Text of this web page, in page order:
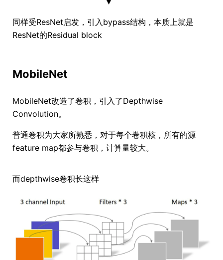
同样受ResNet启发，引入bypass结构，本质上就是
ResNet的Residual block
MobileNet
MobileNet改造了卷积，引入了Depthwise
Convolution。
普通卷积为大家所熟悉，对于每个卷积核，所有的源
feature map都参与卷积，计算量较大。
而depthwise卷积长这样